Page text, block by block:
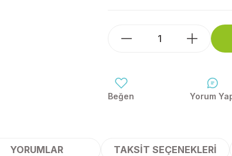
Yorum
YORUMLAR TAKSIT SEÇENEKLERI